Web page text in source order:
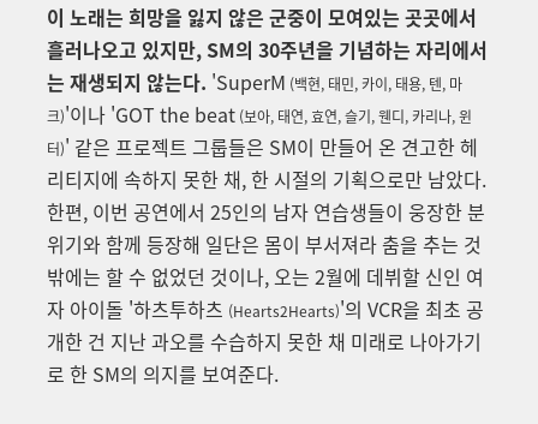
이 노래는 희망을 잃지 않은 군중이 모여있는 곳곳에서
흘러나오고 있지만, SM의 30주년을 기념하는 자리에서
는 재생되지 않는다. 'SuperM (백현, 태민, 카이, 태용, 텐, 마
크)'이나 'GOT the beat (보아, 태연, 효연, 슬기, 웬디, 카리나, 윈
터)' 같은 프로젝트 그룹들은 SM이 만들어 온 견고한 헤
리티지에 속하지 못한 채, 한 시절의 기획으로만 남았다.
한편, 이번 공연에서 25인의 남자 연습생들이 웅장한 분
위기와 함께 등장해 일단은 몸이 부서져라 춤을 추는 것
밖에는 할 수 없었던 것이나, 오는 2월에 데뷔할 신인 여
자 아이돌 '하츠투하츠 (Hearts2Hearts)'의 VCR을 최초 공
개한 건 지난 과오를 수습하지 못한 채 미래로 나아가기
로 한 SM의 의지를 보여준다.